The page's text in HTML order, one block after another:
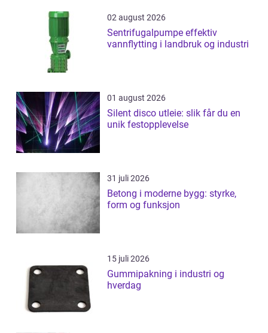
02 august 2026
Sentrifugalpumpe effektiv
vannflytting i landbruk og industri
01 august 2026
Silent disco utleie: slik får du en
unik festopplevelse
31 juli 2026
Betong i moderne bygg: styrke,
form og funksjon
15 juli 2026
Gummipakning i industri og
hverdag